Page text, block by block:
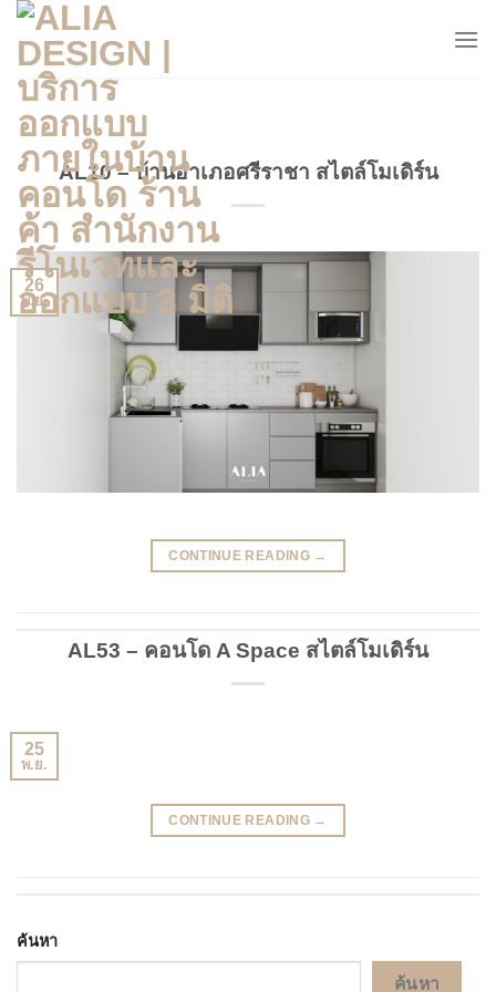
Skip
content
AL10 – บ้านอำเภอศรีราชา สไตล์โมเดิร์น
26
พ.ย.
CONTINUE READING →
AL53 – คอนโด A Space สไตล์โมเดิร์น
25
พ.ย.
CONTINUE READING →
ค้นหา
ค้นหา